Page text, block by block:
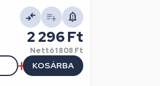
2 296 Ft
Nettó1 808 Ft
KOSÁRBA